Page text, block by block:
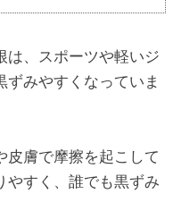
は、スポーツや軽いジ
ずみやすくなっていま
皮膚で摩擦を起こして
やすく、誰でも黒ずみ